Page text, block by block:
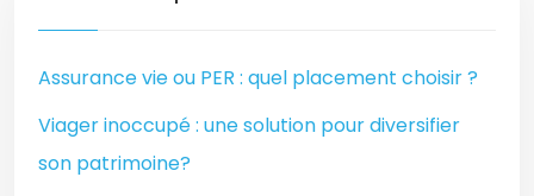
Assurance vie ou PER : quel placement choisir ?
Viager inoccupé : une solution pour diversifier
son patrimoine?